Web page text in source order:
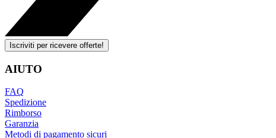
Iscriviti per ricevere offerte!
AIUTO
FAQ
Spedizione
Rimborso
Garanzia
Metodi di pagamento sicuri